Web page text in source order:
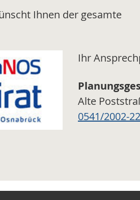
Ihnen der gesamte
Ihr
Alte
0541/2002-